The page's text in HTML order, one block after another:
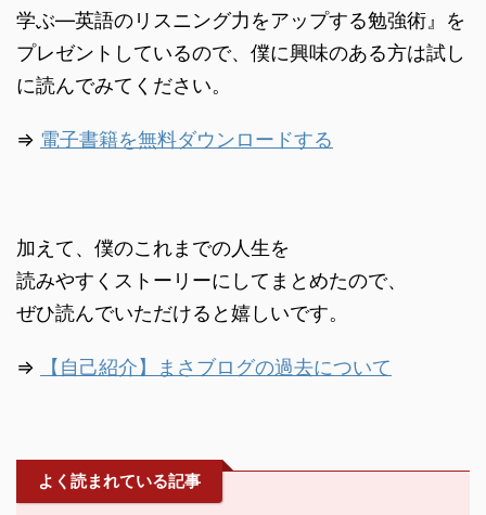
学ぶ―英語のリスニング力をアップする勉強術』を
プレゼントしているので、僕に興味のある方は試し
に読んでみてください。
⇒ 電子書籍を無料ダウンロードする
加えて、僕のこれまでの人生を
読みやすくストーリーにしてまとめたので、
ぜひ読んでいただけると嬉しいです。
⇒ 【自己紹介】まさブログの過去について
よく読まれている記事